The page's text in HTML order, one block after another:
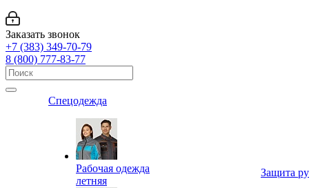
Заказать звонок
+7 (383) 349-70-79
8 (800) 777-83-77
Спецодежда
Рабочая одежда
летняя
Защита